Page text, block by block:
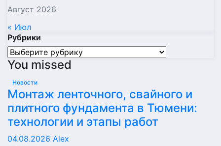
Август 2026
« Июл
Рубрики
Рубрики
You missed
Новости
Монтаж ленточного, свайного и
плитного фундамента в Тюмени:
технологии и этапы работ
04.08.2026 Alex